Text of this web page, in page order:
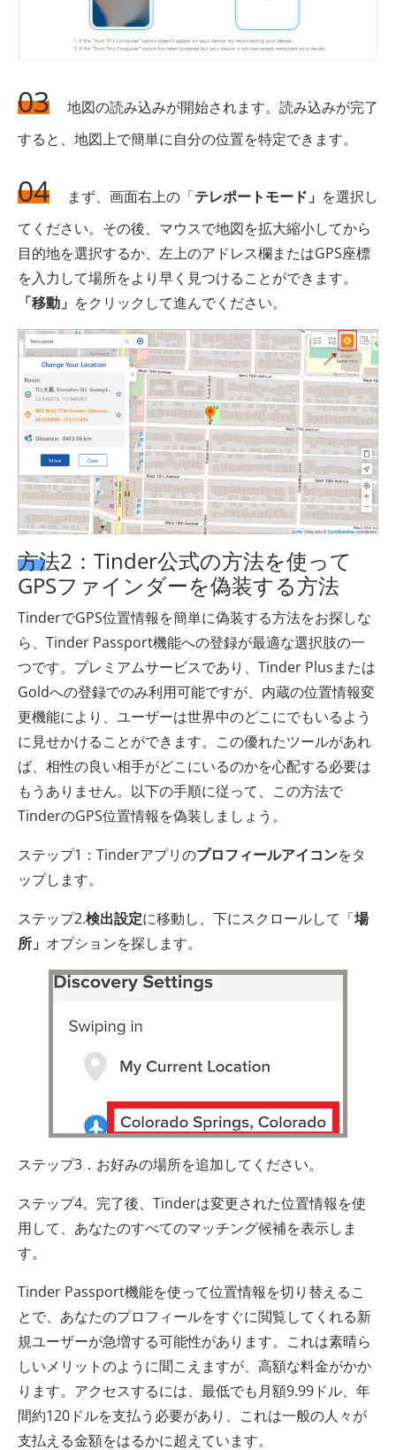
03
地図の読み込みが開始されます。読み込みが完了
すると、地図上で簡単に自分の位置を特定できます。
04 まず、画面右上の「テレポートモード」 を選択し
てください。その後、マウスで地図を拡大縮小してから
目的地を選択するか、左上のアドレス欄またはGPS座標
を入力して場所をより早く見つけることができます。
「移動」 をクリックして進んでください。
方法2：Tinder公式の方法を使って
GPSファインダーを偽装する方法
TinderでGPS位置情報を簡単に偽装する方法をお探しな
ら、Tinder Passport機能への登録が最適な選択肢の一
つです。プレミアムサービスであり、Tinder Plusまたは
Goldへの登録でのみ利用可能ですが、内蔵の位置情報変
更機能により、ユーザーは世界中のどこにでもいるよう
に見せかけることができます。この優れたツールがあれ
ば、相性の良い相手がどこにいるのかを心配する必要は
もうありません。以下の手順に従って、この方法で
TinderのGPS位置情報を偽装しましょう。
ステップ1：Tinderアプリのプロフィールアイコンをタ
ップします。
ステップ2.検出設定に移動し、下にスクロールして「場
所」 オプションを探します。
ステップ3．お好みの場所を追加してください。
ステップ4。完了後、Tinderは変更された位置情報を使
用して、あなたのすべてのマッチング候補を表示しま
す。
Tinder Passport機能を使って位置情報を切り替えるこ
とで、あなたのプロフィールをすぐに閲覧してくれる新
規ユーザーが急増する可能性があります。これは素晴ら
しいメリットのように聞こえますが、高額な料金がかか
ります。アクセスするには、最低でも月額9.99ドル、年
間約120ドルを支払う必要があり、これは一般の人々が
支払える金額をはるかに超えています。